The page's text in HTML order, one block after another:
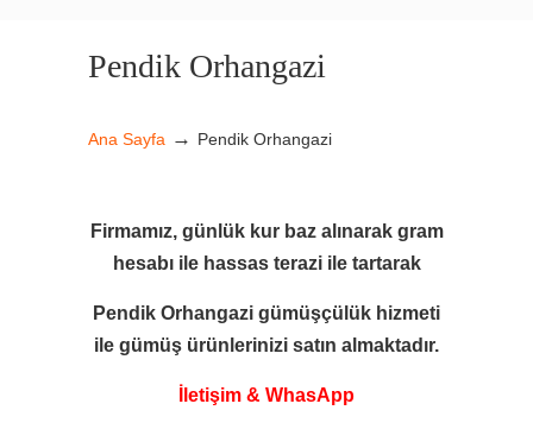
Pendik Orhangazi
Ana Sayfa → Pendik Orhangazi
Firmamız, günlük kur baz alınarak gram
hesabı ile hassas terazi ile tartarak
Pendik Orhangazi gümüşçülük hizmeti
ile gümüş ürünlerinizi satın almaktadır.
İletişim & WhasApp